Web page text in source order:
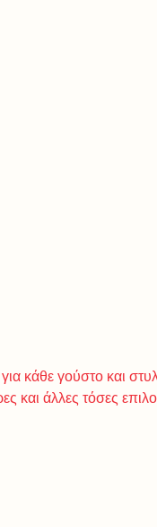
κάθε γούστο και
και άλλες τόσες